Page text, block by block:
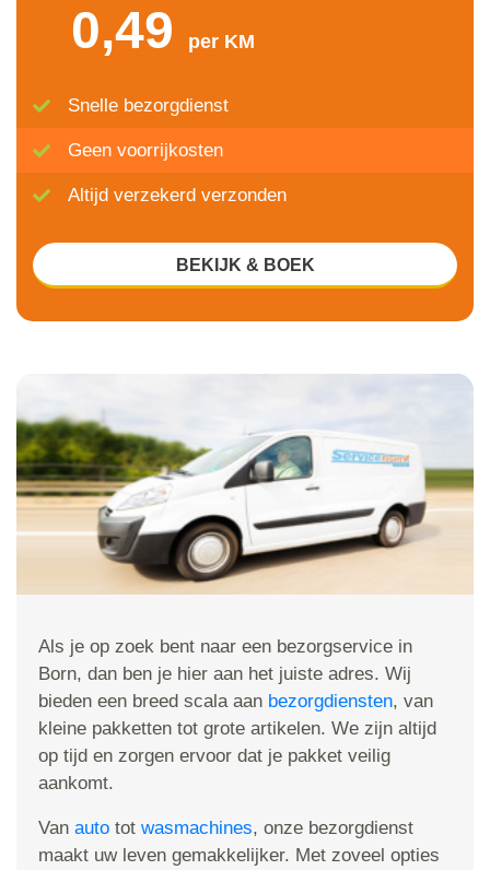
Als je op zoek bent naar een bezorgservice in
Born, dan ben je hier aan het juiste adres. Wij
bieden een breed scala aan bezorgdiensten, van
kleine pakketten tot grote artikelen. We zijn altijd
op tijd en zorgen ervoor dat je pakket veilig
aankomt.
Van auto tot wasmachines, onze bezorgdienst
maakt uw leven gemakkelijker. Met zoveel opties
0,49 per KM
Snelle bezorgdienst
Geen voorrijkosten
Altijd verzekerd verzonden
BEKIJK & BOEK